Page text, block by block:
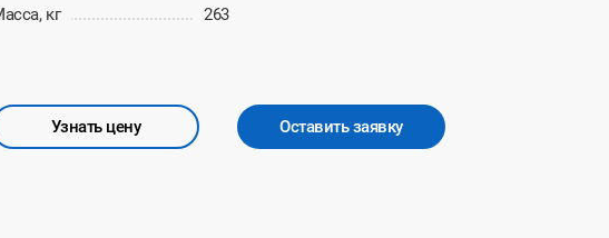
кг
263
Узнать цену Оставить заявку